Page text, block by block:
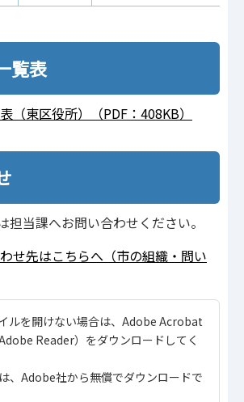
覧表
（東区役所）（PDF：408KB）
担当課へお問い合わせください。
せ先はこちらへ（市の組織・問い
ルを開けない場合は、Adobe Acrobat
Reader）をダウンロードしてく
、Adobe社から無償でダウンロードで